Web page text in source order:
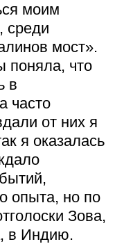
моим
среди
мост».
поняла, что
в
часто
от них я
я оказалась
опыта, но по
Зова,
в Индию.